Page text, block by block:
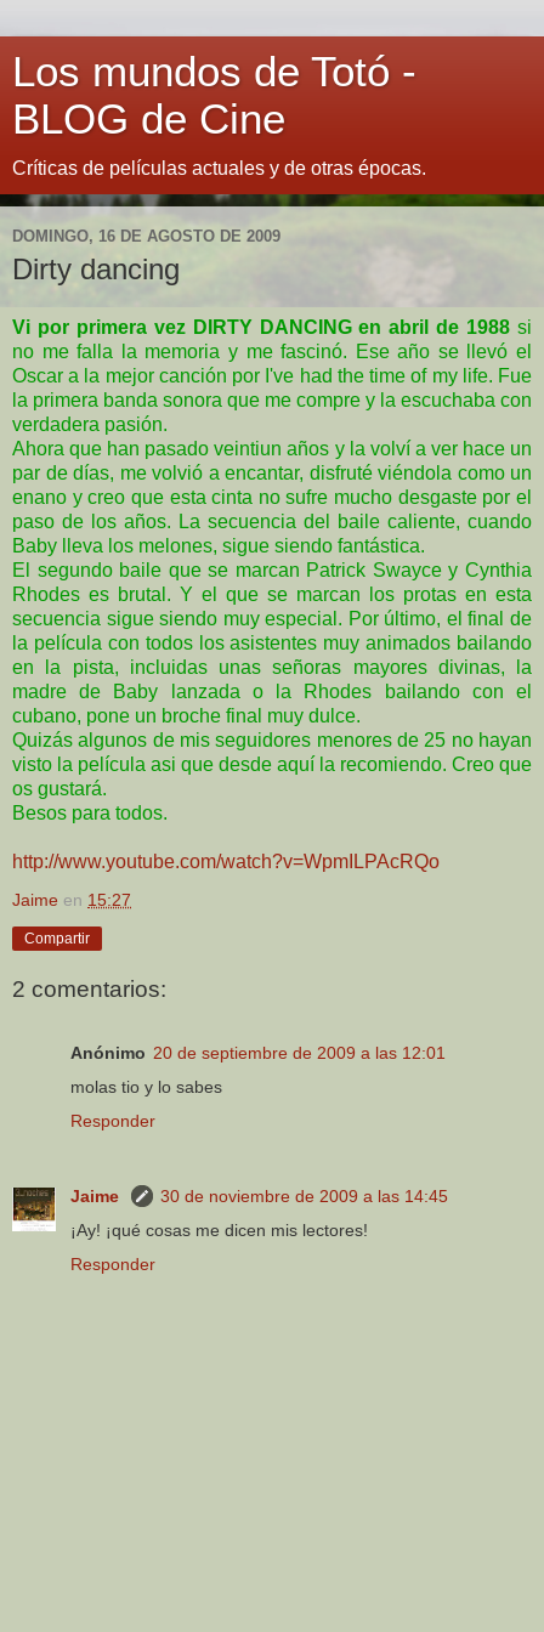
Los mundos de Totó -
BLOG de Cine
Críticas de películas actuales y de otras épocas.
DOMINGO, 16 DE AGOSTO DE 2009
Dirty dancing
Vi por primera vez DIRTY DANCING en abril de 1988 si
no me falla la memoria y me fascinó. Ese año se llevó el
Oscar a la mejor canción por I've had the time of my life. Fue
la primera banda sonora que me compre y la escuchaba con
verdadera pasión.
Ahora que han pasado veintiun años y la volví a ver hace un
par de días, me volvió a encantar, disfruté viéndola como un
enano y creo que esta cinta no sufre mucho desgaste por el
paso de los años. La secuencia del baile caliente, cuando
Baby lleva los melones, sigue siendo fantástica.
El segundo baile que se marcan Patrick Swayce y Cynthia
Rhodes es brutal. Y el que se marcan los protas en esta
secuencia sigue siendo muy especial. Por último, el final de
la película con todos los asistentes muy animados bailando
en la pista, incluidas unas señoras mayores divinas, la
madre de Baby lanzada o la Rhodes bailando con el
cubano, pone un broche final muy dulce.
Quizás algunos de mis seguidores menores de 25 no hayan
visto la película asi que desde aquí la recomiendo. Creo que
os gustará.
Besos para todos.
http://www.youtube.com/watch?v=WpmILPAcRQo
Jaime en 15:27
Compartir
2 comentarios:
Anónimo 20 de septiembre de 2009 a las 12:01
molas tio y lo sabes
Responder
Jaime
30 de noviembre de 2009 a las 14:45
¡Ay! ¡qué cosas me dicen mis lectores!
Responder